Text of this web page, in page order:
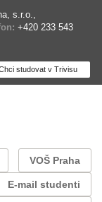
s.r.o.,
+420 233 543
studovat v Trivisu
VOŠ Praha
E-mail studenti